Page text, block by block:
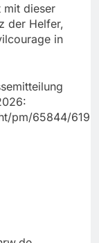
mit dieser
der Helfer,
in
pm/65844/